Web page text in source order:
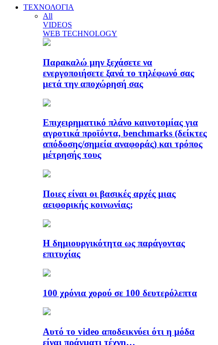
ΤΕΧΝΟΛΟΓΙΑ
All
VIDEOS
WEB TECHNOLOGY
Παρακαλώ μην ξεχάσετε να
ενεργοποιήσετε ξανά το τηλέφωνό σας
μετά την αποχώρησή σας
Επιχειρηματικό πλάνο καινοτομίας για
αγροτικά προϊόντα, benchmarks (δείκτες
απόδοσης/σημεία αναφοράς) και τρόπος
μέτρησής τους
Ποιες είναι οι βασικές αρχές μιας
αειφορικής κοινωνίας;
Η δημιουργικότητα ως παράγοντας
επιτυχίας
100 χρόνια χορού σε 100 δευτερόλεπτα
Αυτό το video αποδεικνύει ότι η μόδα
είναι πράγματι τέχνη…